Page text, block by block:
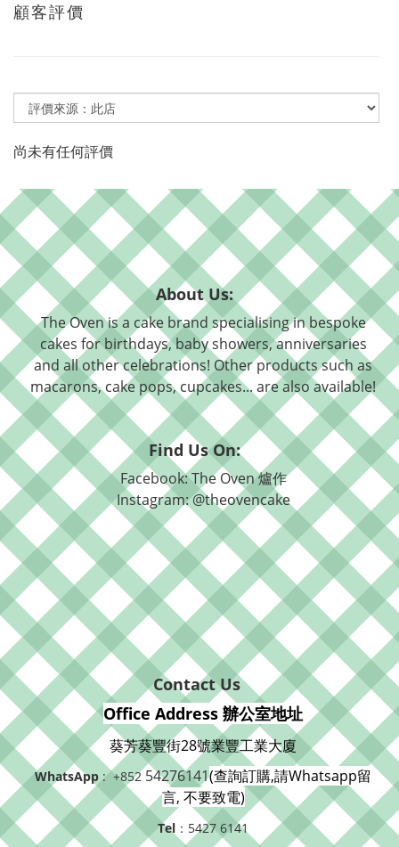
顧客評價
尚未有任何評價
About Us:
The Oven is a cake brand specialising in bespoke
cakes for birthdays, baby showers, anniversaries
and all other celebrations! Other products such as
macarons, cake pops, cupcakes... are also available!
Find Us On:
Facebook: The Oven 爐作
Instagram: @theovencake
Contact Us
Office Address 辦公室地址
葵芳葵豐街28號業豐工業大廈
WhatsApp: +852 54276141(查詢訂購,請Whatsapp留
言, 不要致電)
Tel ：5427 6141